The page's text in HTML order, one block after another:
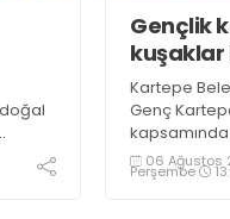
Gençlik
Kartepe
Genç
Gençlik ve
katılan
06 Ağustos
Perşembe